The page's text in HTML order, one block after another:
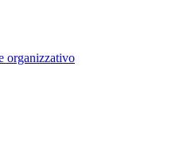
organizzativo